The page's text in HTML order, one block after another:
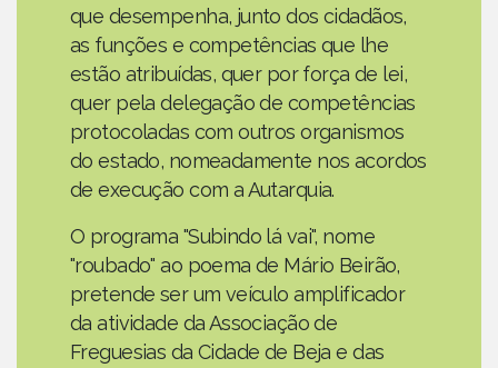
que desempenha, junto dos cidadãos,
as funções e competências que lhe
estão atribuídas, quer por força de lei,
quer pela delegação de competências
protocoladas com outros organismos
do estado, nomeadamente nos acordos
de execução com a Autarquia.
O programa "Subindo lá vai", nome
"roubado" ao poema de Mário Beirão,
pretende ser um veículo amplificador
da atividade da Associação de
Freguesias da Cidade de Beja e das